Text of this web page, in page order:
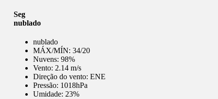
Seg
nublado
nublado
MÁX/MÍN: 34/20
Nuvens: 98%
Vento: 2.14 m/s
Direção do vento: ENE
Pressão: 1018hPa
Umidade: 23%